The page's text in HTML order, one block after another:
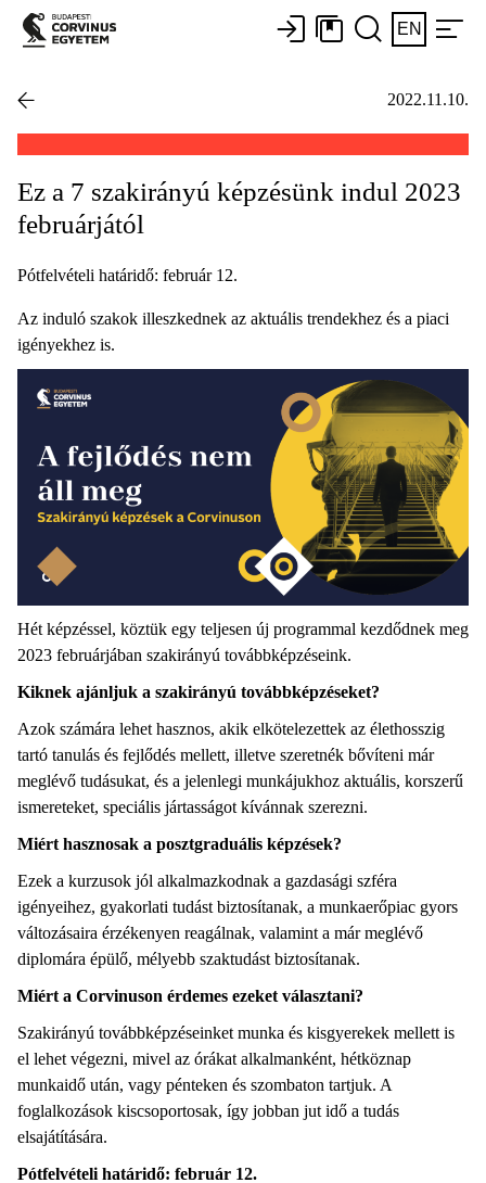
EN
2022.11.10.
Ez a 7 szakirányú képzésünk indul 2023
februárjától
Pótfelvételi határidő: február 12.
Az induló szakok illeszkednek az aktuális trendekhez és a piaci
igényekhez is.
Hét képzéssel, köztük egy teljesen új programmal kezdődnek meg
2023 februárjában szakirányú továbbképzéseink.
Kiknek ajánljuk a szakirányú továbbképzéseket?
Azok számára lehet hasznos, akik elkötelezettek az élethosszig
tartó tanulás és fejlődés mellett, illetve szeretnék bővíteni már
meglévő tudásukat, és a jelenlegi munkájukhoz aktuális, korszerű
ismereteket, speciális jártasságot kívánnak szerezni.
Miért hasznosak a posztgraduális képzések?
Ezek a kurzusok jól alkalmazkodnak a gazdasági szféra
igényeihez, gyakorlati tudást biztosítanak, a munkaerőpiac gyors
változásaira érzékenyen reagálnak, valamint a már meglévő
diplomára épülő, mélyebb szaktudást biztosítanak.
Miért a Corvinuson érdemes ezeket választani?
Szakirányú továbbképzéseinket munka és kisgyerekek mellett is
el lehet végezni, mivel az órákat alkalmanként, hétköznap
munkaidő után, vagy pénteken és szombaton tartjuk. A
foglalkozások kiscsoportosak, így jobban jut idő a tudás
elsajátítására.
Pótfelvételi határidő: február 12.